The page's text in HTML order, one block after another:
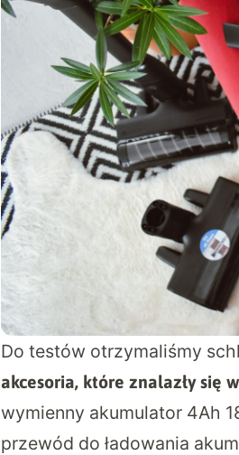
Do testów otrzymaliśmy
akcesoria, które znalazły się
wymienny akumulator 4Ah
przewód do ładowania